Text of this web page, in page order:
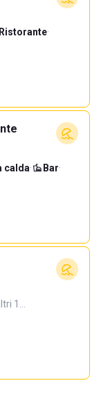
Ristorante·
calda· Bar·
1…